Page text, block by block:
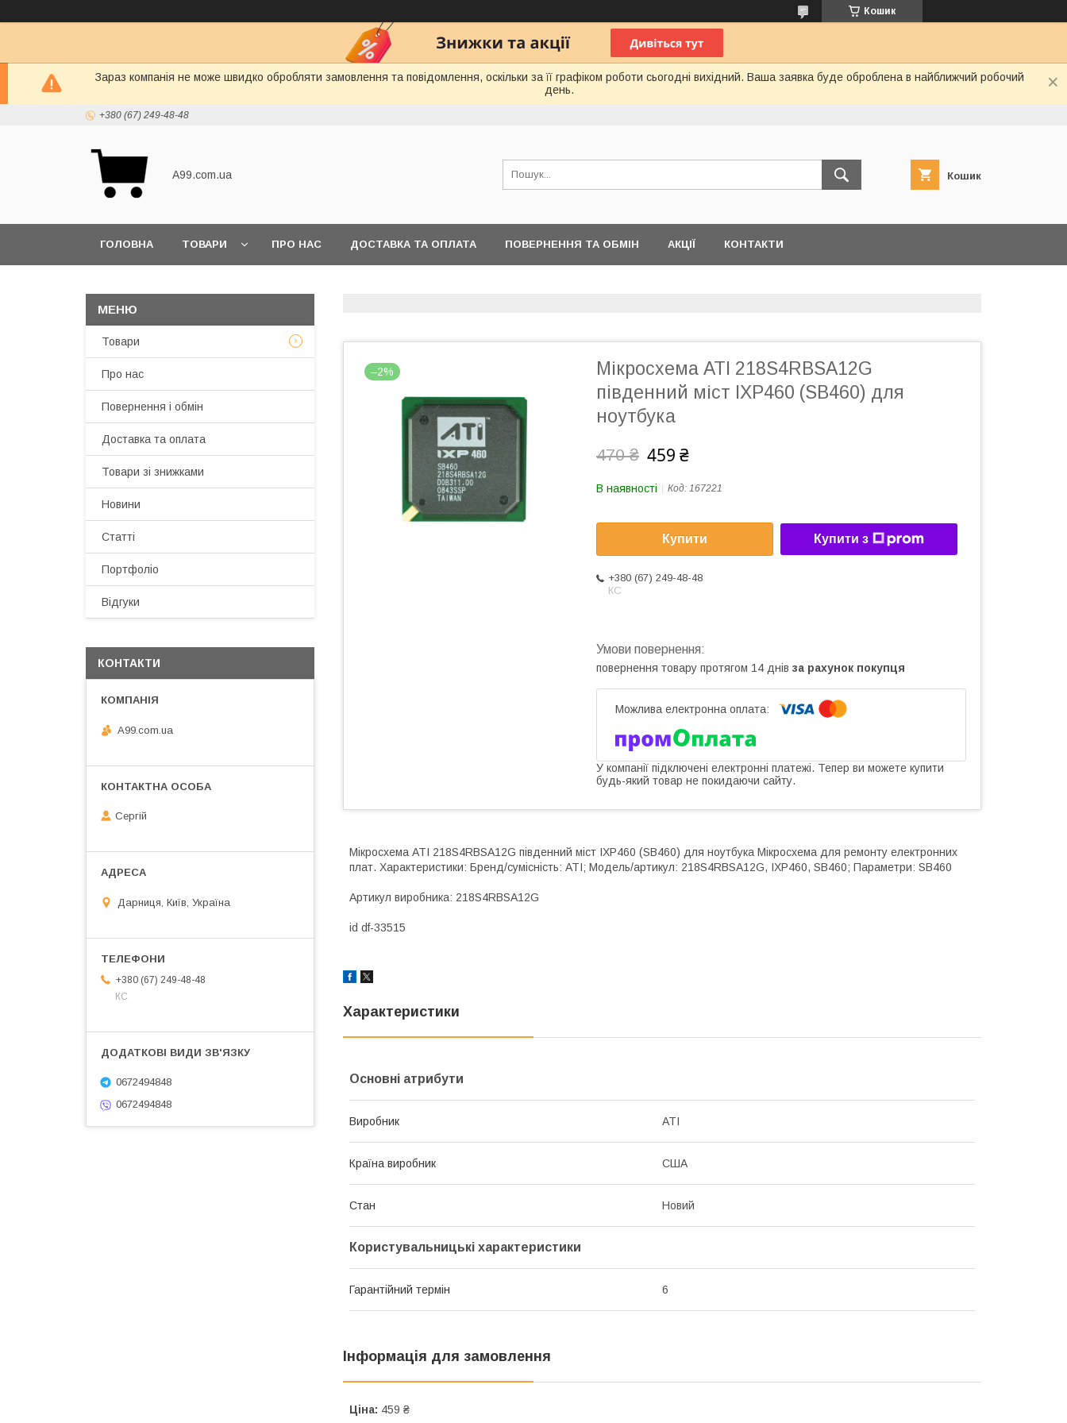
Кошик
Зараз компанія не може швидко обробляти замовлення та повідомлення, оскільки за її графіком роботи сьогодні вихідний. Ваша заявка буде оброблена в найближчий робочий
день.
+380 (67) 249-48-48
A99.com.ua Кошик
ГОЛОВНА ТОВАРИ ПРО НАС ДОСТАВКА ТА ОПЛАТА ПОВЕРНЕННЯ ТА ОБМІН АКЦІЇ КОНТАКТИ
–2%
Мікросхема ATI 218S4RBSA12G
південний міст IXP460 (SB460) для
ноутбука
470 ₴ 459 ₴
В наявності Код: 167221
Купити Купити з
+380 (67) 249-48-48
КС
повернення товару протягом 14 днів за рахунок покупця
У компанії підключені електронні платежі. Тепер ви можете купити
будь-який товар не покидаючи сайту.
Мікросхема ATI 218S4RBSA12G південний міст IXP460 (SB460) для ноутбука Мікросхема для ремонту електронних
плат. Характеристики: Бренд/сумісність: ATI; Модель/артикул: 218S4RBSA12G, IXP460, SB460; Параметри: SB460
Артикул виробника: 218S4RBSA12G
id df-33515
Характеристики
Основні атрибути
Виробник ATI
Країна виробник США
Стан Новий
Користувальницькі характеристики
Гарантійний термін 6
Інформація для замовлення
Ціна: 459 ₴
Товари
Про нас
Повернення і обмін
Доставка та оплата
Товари зі знижками
Новини
Статті
Портфоліо
Відгуки
КОНТАКТИ
A99.com.ua
Сергій
Дарниця, Київ, Україна
+380 (67) 249-48-48
КС
0672494848
0672494848